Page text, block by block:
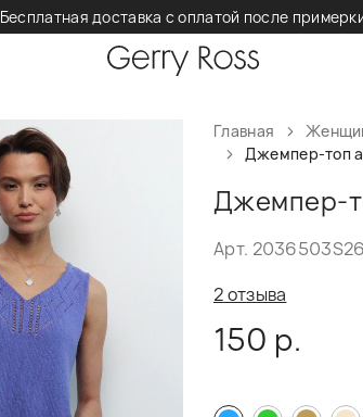
Бесплатная доставка с оплатой после
Главная
Джемпер-топ
Джемпер-
Арт.
2 отзыва
150 р.